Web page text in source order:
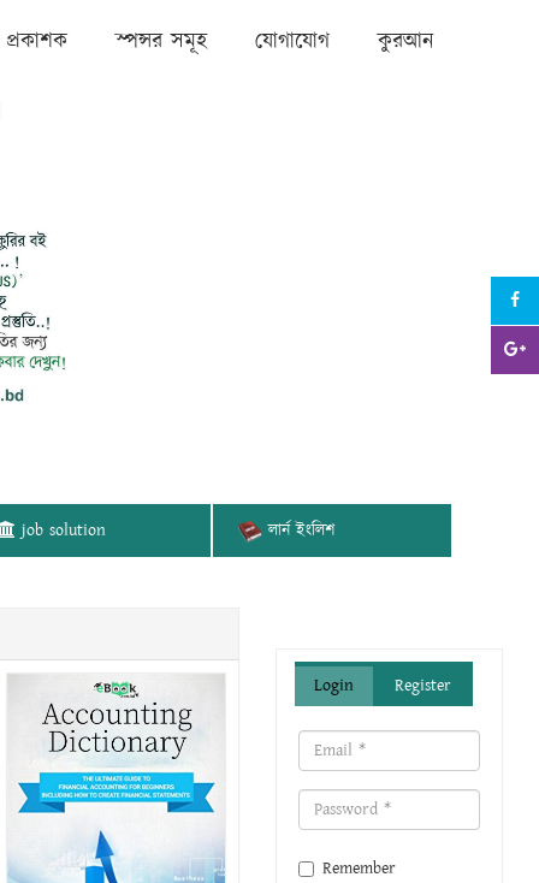
প্রকাশক স্পন্সর সমূহ যোগাযোগ কুরআন
job solution লার্ন ইংলিশ
Login Register
Remember